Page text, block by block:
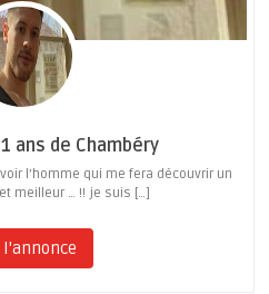
ans de Chambéry
l’homme qui me fera découvrir un
meilleur … !! je suis […]